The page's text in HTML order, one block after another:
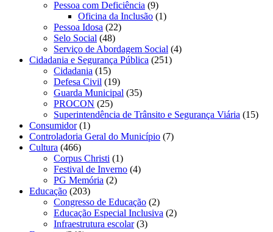
Pessoa com Deficiência (9)
Oficina da Inclusão (1)
Pessoa Idosa (22)
Selo Social (48)
Serviço de Abordagem Social (4)
Cidadania e Segurança Pública (251)
Cidadania (15)
Defesa Civil (19)
Guarda Municipal (35)
PROCON (25)
Superintendência de Trânsito e Segurança Viária (15)
Consumidor(1)
Controladoria Geral do Município (7)
Cultura (466)
Corpus Christi (1)
Festival de Inverno (4)
PG Memória (2)
Educação (203)
Congresso de Educação (2)
Educação Especial Inclusiva (2)
Infraestrutura escolar(3)